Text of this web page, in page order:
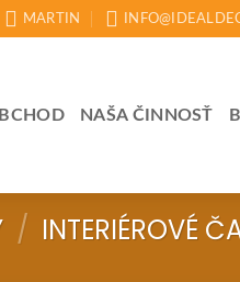
MARTIN
NAŠA ČINNOSŤ
/ INTERIÉROVÉ